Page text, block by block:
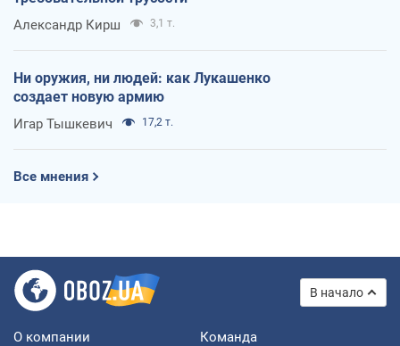
Александр Кирш 3,1 т.
Ни оружия, ни людей: как Лукашенко
создает новую армию
Игар Тышкевич 17,2 т.
Все мнения
В начало
О компании Команда